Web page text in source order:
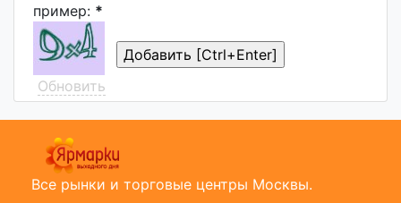
пример: *
Обновить
Все рынки и торговые центры Москвы.